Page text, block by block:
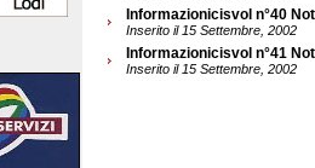
Informazionicisvol n°40
Inserito il 15 Settembre, 2002
Informazionicisvol n°41
Inserito il 15 Settembre, 2002